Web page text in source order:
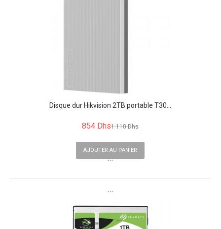
Disque dur Hikvision 2TB portable T30...
854 Dhs1 110 Dhs
AJOUTER AU PANIER
```
```